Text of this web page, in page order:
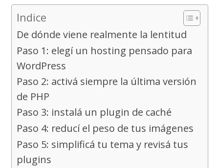
Indice
De dónde viene realmente la lentitud
Paso 1: elegí un hosting pensado para
WordPress
Paso 2: activá siempre la última versión
de PHP
Paso 3: instalá un plugin de caché
Paso 4: reducí el peso de tus imágenes
Paso 5: simplificá tu tema y revisá tus
plugins